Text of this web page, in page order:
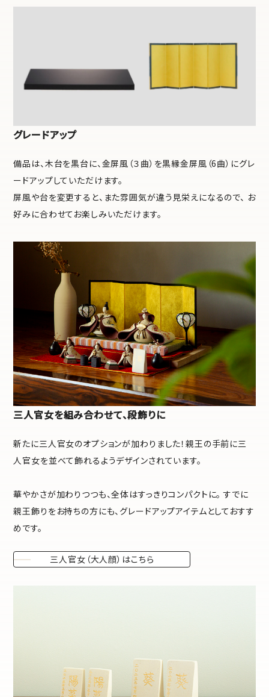
グレードアップ
備品は、木台を黒台に、金屏風（３曲）を黒縁金屏風（6曲）にグレ
ードアップしていただけます。
屏風や台を変更すると、また雰囲気が違う見栄えになるので、 お
好みに合わせてお楽しみいただけます。
三人官女を組み合わせて、段飾りに
新たに三人官女のオプションが加わりました！親王の手前に三
人官女を並べて飾れるようデザインされています。
華やかさが加わりつつも、全体はすっきりコンパクトに。 すでに
親王飾りをお持ちの方にも、グレードアップアイテムとしておすす
めです。
三人官女（大人顔）はこちら